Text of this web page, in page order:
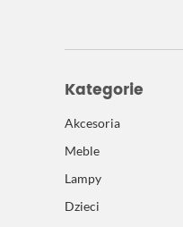
Kategorie
Akcesoria
Meble
Lampy
Dzieci